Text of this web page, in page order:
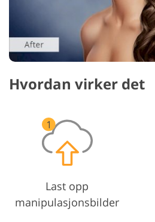
Hvordan virker det
Last opp
manipulasjonsbilder